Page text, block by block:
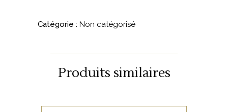
Catégorie : Non catégorisé
Produits similaires